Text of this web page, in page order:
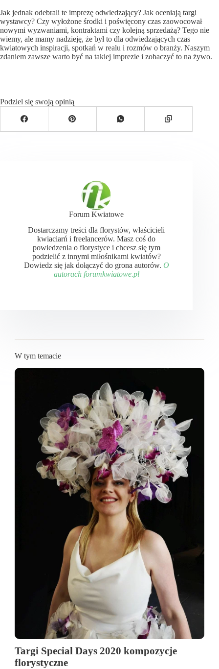
Jak jednak odebrali te imprezę odwiedzający? Jak oceniają targi
wystawcy? Czy wyłożone środki i poświęcony czas zaowocował
nowymi wyzwaniami, kontraktami czy kolejną sprzedażą? Tego nie
wiemy, ale mamy nadzieję, że był to dla odwiedzających czas
kwiatowych inspiracji, spotkań w realu i rozmów o branży. Naszym
zdaniem zawsze warto być na takiej imprezie i zobaczyć to na żywo.
Podziel się swoją opinią
Forum Kwiatowe
Dostarczamy treści dla florystów, właścicieli
kwiaciarń i freelancerów. Masz coś do
powiedzenia o florystyce i chcesz się tym
podzielić z innymi miłośnikami kwiatów?
Dowiedz się jak dołączyć do grona autorów. O
autorach forumkwiatowe.pl
W tym temacie
Targi Special Days 2020 kompozycje
florystyczne